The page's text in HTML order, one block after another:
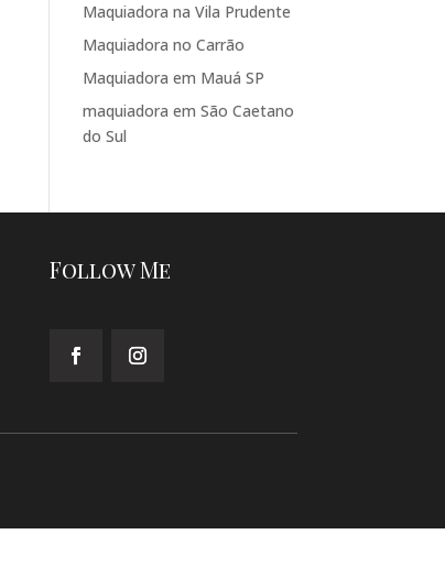
Maquiadora na Vila Prudente
Maquiadora no Carrão
Maquiadora em Mauá SP
maquiadora em São Caetano
do Sul
Follow Me